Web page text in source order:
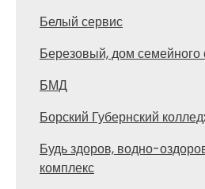
Белый сервис
Березовый, дом семейного
БМД
Борский Губернский
Будь здоров, водно-
комплекс